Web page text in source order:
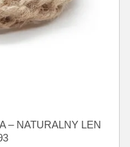
– NATURALNY LEN